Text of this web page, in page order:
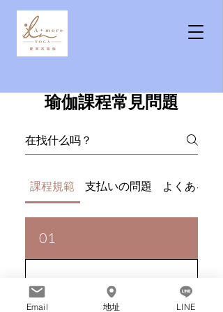
瑜伽課程常見問題
課程規範 支払いの問題 よくある問題
01
課程規範有哪些？
上課應該帶什麼？
Email 地址 LINE